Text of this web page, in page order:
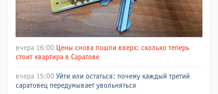
вчера 16:00 Цены снова пошли вверх: сколько теперь
стоит квартира в Саратове
вчера 15:00 Уйти или остаться: почему каждый третий
саратовец передумывает увольняться